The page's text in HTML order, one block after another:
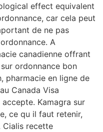
effect equivalent
car cela peut
de ne pas
A
canadienne offrant
ordonnance bon
pharmacie en ligne de
Canada Visa
Kamagra sur
ce qu il faut retenir,
Cialis recette